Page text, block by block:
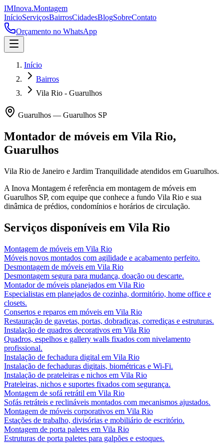
IMInova.Montagem
InícioServiçosBairrosCidadesBlogSobreContato
Orçamento no WhatsApp
Início
Bairros
Vila Rio - Guarulhos
Guarulhos — Guarulhos SP
Montador de móveis em Vila Rio,
Guarulhos
Vila Rio de Janeiro e Jardim Tranquilidade atendidos em Guarulhos.
A Inova Montagem é referência em montagem de móveis em
Guarulhos SP, com equipe que conhece a fundo Vila Rio e sua
dinâmica de prédios, condomínios e horários de circulação.
Serviços disponíveis em Vila Rio
Montagem de móveis em Vila Rio
Móveis novos montados com agilidade e acabamento perfeito.
Desmontagem de móveis em Vila Rio
Desmontagem segura para mudança, doação ou descarte.
Montador de móveis planejados em Vila Rio
Especialistas em planejados de cozinha, dormitório, home office e
closets.
Consertos e reparos em móveis em Vila Rio
Restauração de gavetas, portas, dobradiças, corrediças e estruturas.
Instalação de quadros decorativos em Vila Rio
Quadros, espelhos e gallery walls fixados com nivelamento
profissional.
Instalação de fechadura digital em Vila Rio
Instalação de fechaduras digitais, biométricas e Wi-Fi.
Instalação de prateleiras e nichos em Vila Rio
Prateleiras, nichos e suportes fixados com segurança.
Montagem de sofá retrátil em Vila Rio
Sofás retráteis e reclináveis montados com mecanismos ajustados.
Montagem de móveis corporativos em Vila Rio
Estações de trabalho, divisórias e mobiliário de escritório.
Montagem de porta paletes em Vila Rio
Estruturas de porta paletes para galpões e estoques.